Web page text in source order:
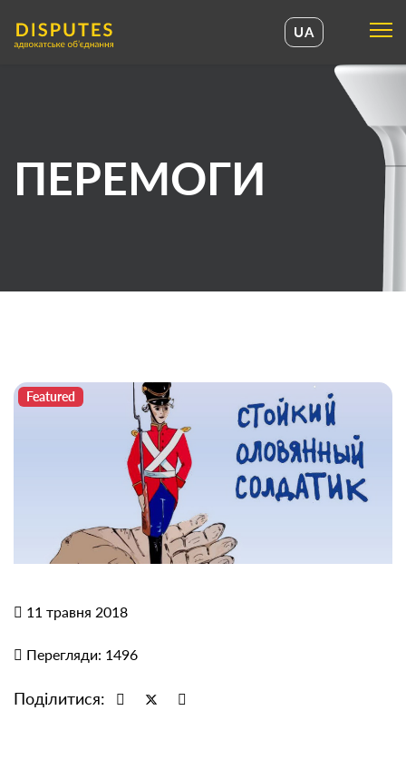
UA
ПЕРЕМОГИ
Featured
11 травня 2018
Перегляди: 1496
Поділитися: